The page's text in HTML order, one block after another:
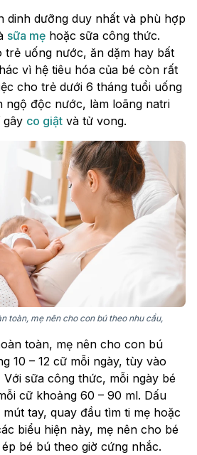
dinh dưỡng duy nhất và phù hợp
sữa mẹ hoặc sữa công thức.
trẻ uống nước, ăn dặm hay bất
vì hệ tiêu hóa của bé còn rất
cho trẻ dưới 6 tháng tuổi uống
ngộ độc nước, làm loãng natri
gây co giật và tử vong.
toàn, mẹ nên cho con bú theo nhu cầu,
toàn, mẹ nên cho con bú
10 – 12 cữ mỗi ngày, tùy vào
sữa công thức, mỗi ngày bé
cữ khoảng 60 – 90 ml. Dấu
tay, quay đầu tìm ti mẹ hoặc
biểu hiện này, mẹ nên cho bé
bé bú theo giờ cứng nhắc.